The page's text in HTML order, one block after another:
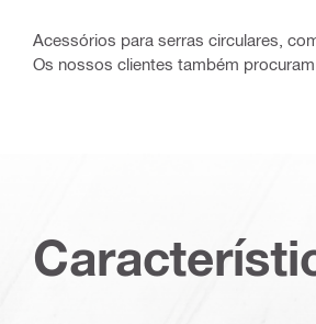
Acessórios para serras circulares,
Os nossos clientes também